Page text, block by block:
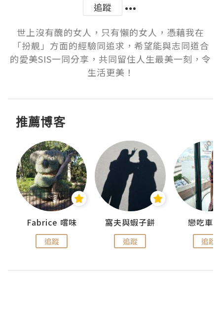
追蹤
世上沒有醜的女人，只有懶的女人，憑藉我在
「扮靚」方面的經驗同追求，希望能與志同道合
的愛美SIS一同分享，共同留住人生最美一刻，令
生活更美！
推薦博客
Fabrice 嚐味
追蹤
窩夫與蝦子餅
追蹤
戀吃車
追蹤